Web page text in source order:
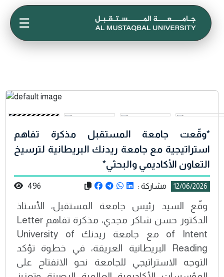
☰
*وقّعت جامعة المستقبل مذكرة تفاهم
استراتيجية مع جامعة ريدنك البريطانية لترسيخ
التعاون الأكاديمي والبحثي*
12/06/2026 مشاركة : 496
وقّع السيد رئيس جامعة المستقبل، الأستاذ
الدكتور حسن شاكر مجدي، مذكرة تفاهم Letter
of Intent مع جامعة ريدنك University of
Reading البريطانية العريقة، في خطوة تؤكد
التوجه الاستراتيجي للجامعة نحو الانفتاح على